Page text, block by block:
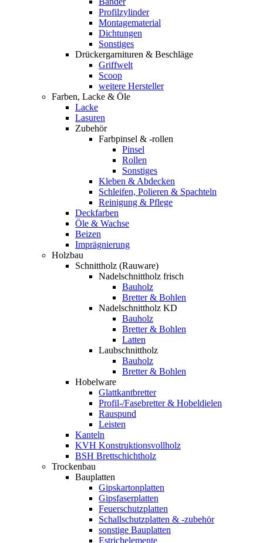
Profilzylinder
Montagematerial
Dichtungen
Sonstiges
Drückergarnituren & Beschläge
Griffwelt
Scoop
weitere Hersteller
Farben, Lacke & Öle
Lacke
Lasuren
Zubehör
Farbpinsel & -rollen
Pinsel
Rollen
Sonstiges
Kleben & Abdecken
Schleifen, Polieren & Spachteln
Reinigung & Pflege
Deckfarben
Öle & Wachse
Beizen
Imprägnierung
Holzbau
Schnittholz (Rauware)
Nadelschnittholz frisch
Bauholz
Bretter & Bohlen
Nadelschnittholz KD
Bauholz
Bretter & Bohlen
Latten
Laubschnittholz
Bauholz
Bretter & Bohlen
Hobelware
Glattkantbretter
Profil-/Fasebretter & Hobeldielen
Rauspund
Leisten
Kanteln
KVH Konstruktionsvollholz
BSH Brettschichtholz
Trockenbau
Bauplatten
Gipskartonplatten
Gipsfaserplatten
Feuerschutzplatten
Schallschutzplatten & -zubehör
sonstige Bauplatten
Estrichelemente